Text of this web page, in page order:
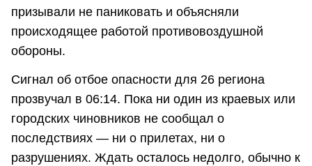
призывали не паниковать и объясняли
происходящее работой противовоздушной
обороны.
Сигнал об отбое опасности для 26 региона
прозвучал в 06:14. Пока ни один из краевых или
городских чиновников не сообщал о
последствиях — ни о прилетах, ни о
разрушениях. Ждать осталось недолго, обычно к